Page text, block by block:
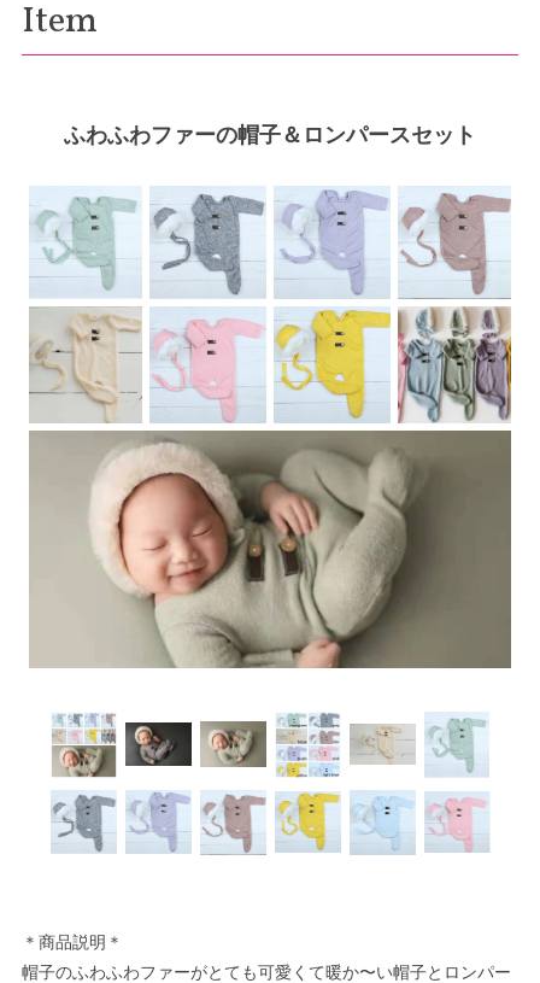
Item
ふわふわファーの帽子＆ロンパースセット
＊商品説明＊
帽子のふわふわファーがとても可愛くて暖か〜い帽子とロンパー